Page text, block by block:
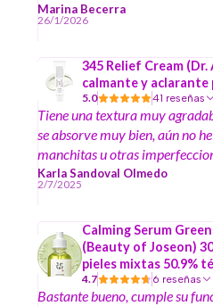
grasosa. La piel se siente
al instante. En cuanto a los
esperes que las líneas de
noche a la mañana – pero sí
con mejor textura. Todavía no
arrugas profundas, pero la
poder hidratante por sí solo
Marina Becerra
26/1/2026
345 Relief Cream
calmante y aclarante
5.0 41 reseñas
Tiene una textura muy
se absorve muy bien, aún no
manchitas u otras
eso se requiere más tiempo de
compra en la tienda ha sido
Karla Sandoval Olmedo
2/7/2025
Calming Serum
(Beauty of Joseon)
pieles mixtas 50.9%
4.7 6 reseñas
Bastante bueno, cumple su